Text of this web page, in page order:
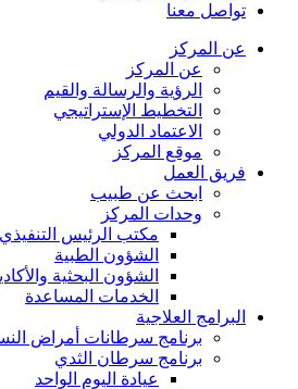
تواصل معنا
عن المركز
عن المركز
الرؤية والرسالة والقيم
التخطيط الإستراتيجي
الاعتماد الدولي
موقع المركز
فريق العمل
ابحث عن طبيب
وحدات المركز
مكتب الرئيس التنفيذي
الشؤون الطبية
الشؤون البحثية
الخدمات المساعدة
البرامج العلاجية
برنامج سرطانات أمراض
برنامج سرطان الثدي
عيادة اليوم الواحد